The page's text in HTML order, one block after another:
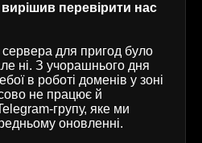
перевірити нас
для пригод було
ні. З учорашнього дня
в роботі доменів у зоні
не працює й
групу, яке ми
оновленні.